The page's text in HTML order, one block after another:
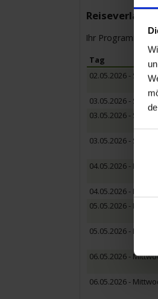
Reiseverlauf
Ihr Programm für
Tag
02.05.2026 -
03.05.2026 -
03.05.2026 - Sonntag
03.05.2026 - Sonntag
04.05.2026 - Montag
04.05.2026 - Montag
05.05.2026 -
05.05.2026 -
06.05.2026 -
06.05.2026 -